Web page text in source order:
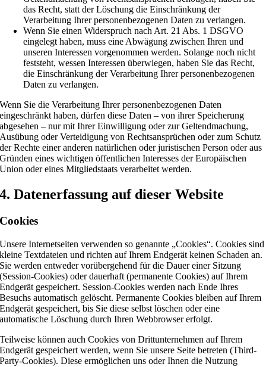
das Recht, statt der Löschung die Einschränkung der
Verarbeitung Ihrer personenbezogenen Daten zu verlangen.
Wenn Sie einen Widerspruch nach Art. 21 Abs. 1 DSGVO
eingelegt haben, muss eine Abwägung zwischen Ihren und
unseren Interessen vorgenommen werden. Solange noch nicht
feststeht, wessen Interessen überwiegen, haben Sie das Recht,
die Einschränkung der Verarbeitung Ihrer personenbezogenen
Daten zu verlangen.
Wenn Sie die Verarbeitung Ihrer personenbezogenen Daten
eingeschränkt haben, dürfen diese Daten – von ihrer Speicherung
abgesehen – nur mit Ihrer Einwilligung oder zur Geltendmachung,
Ausübung oder Verteidigung von Rechtsansprüchen oder zum Schutz
der Rechte einer anderen natürlichen oder juristischen Person oder aus
Gründen eines wichtigen öffentlichen Interesses der Europäischen
Union oder eines Mitgliedstaats verarbeitet werden.
4. Datenerfassung auf dieser Website
Cookies
Unsere Internetseiten verwenden so genannte „Cookies“. Cookies sind
kleine Textdateien und richten auf Ihrem Endgerät keinen Schaden an.
Sie werden entweder vorübergehend für die Dauer einer Sitzung
(Session-Cookies) oder dauerhaft (permanente Cookies) auf Ihrem
Endgerät gespeichert. Session-Cookies werden nach Ende Ihres
Besuchs automatisch gelöscht. Permanente Cookies bleiben auf Ihrem
Endgerät gespeichert, bis Sie diese selbst löschen oder eine
automatische Löschung durch Ihren Webbrowser erfolgt.
Teilweise können auch Cookies von Drittunternehmen auf Ihrem
Endgerät gespeichert werden, wenn Sie unsere Seite betreten (Third-
Party-Cookies). Diese ermöglichen uns oder Ihnen die Nutzung